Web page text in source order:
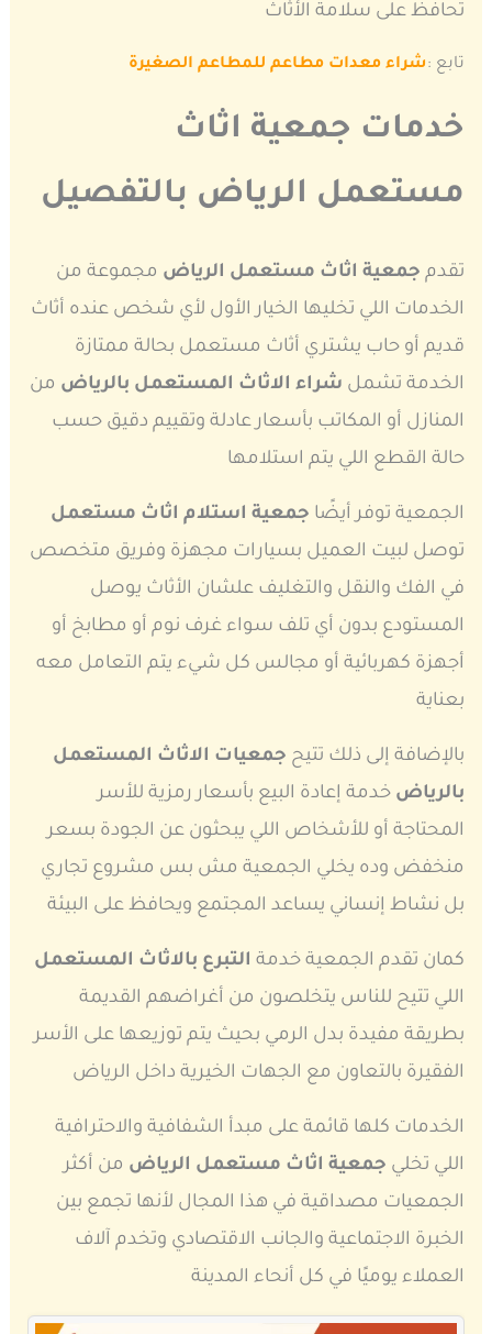
تحافظ على سلامة الأثاث
تابع :شراء معدات مطاعم للمطاعم الصغيرة
خدمات جمعية اثاث
مستعمل الرياض بالتفصيل
تقدم جمعية اثاث مستعمل الرياض مجموعة من
الخدمات اللي تخليها الخيار الأول لأي شخص عنده أثاث
قديم أو حاب يشتري أثاث مستعمل بحالة ممتازة
الخدمة تشمل شراء الاثاث المستعمل بالرياض من
المنازل أو المكاتب بأسعار عادلة وتقييم دقيق حسب
حالة القطع اللي يتم استلامها
الجمعية توفر أيضًا جمعية استلام اثاث مستعمل
توصل لبيت العميل بسيارات مجهزة وفريق متخصص
في الفك والنقل والتغليف علشان الأثاث يوصل
المستودع بدون أي تلف سواء غرف نوم أو مطابخ أو
أجهزة كهربائية أو مجالس كل شيء يتم التعامل معه
بعناية
بالإضافة إلى ذلك تتيح جمعيات الاثاث المستعمل
بالرياض خدمة إعادة البيع بأسعار رمزية للأسر
المحتاجة أو للأشخاص اللي يبحثون عن الجودة بسعر
منخفض وده يخلي الجمعية مش بس مشروع تجاري
بل نشاط إنساني يساعد المجتمع ويحافظ على البيئة
كمان تقدم الجمعية خدمة التبرع بالاثاث المستعمل
اللي تتيح للناس يتخلصون من أغراضهم القديمة
بطريقة مفيدة بدل الرمي بحيث يتم توزيعها على الأسر
الفقيرة بالتعاون مع الجهات الخيرية داخل الرياض
الخدمات كلها قائمة على مبدأ الشفافية والاحترافية
اللي تخلي جمعية اثاث مستعمل الرياض من أكثر
الجمعيات مصداقية في هذا المجال لأنها تجمع بين
الخبرة الاجتماعية والجانب الاقتصادي وتخدم آلاف
العملاء يوميًا في كل أنحاء المدينة